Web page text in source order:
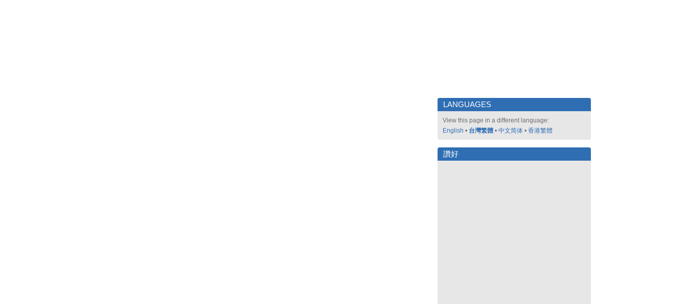
LANGUAGES
View this page in a different language:
English • 台灣繁體 • 中文简体 • 香港繁體
讚好